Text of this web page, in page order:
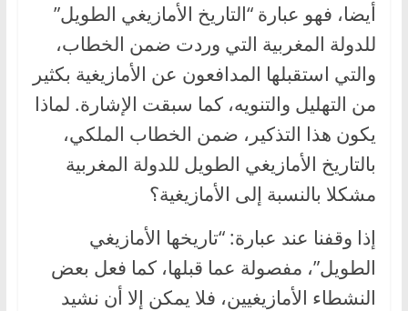
أيضا، فهو عبارة “التاريخ الأمازيغي الطويل”
للدولة المغربية التي وردت ضمن الخطاب،
والتي استقبلها المدافعون عن الأمازيغية بكثير
من التهليل والتنويه، كما سبقت الإشارة. لماذا
يكون هذا التذكير، ضمن الخطاب الملكي،
بالتاريخ الأمازيغي الطويل للدولة المغربية
مشكلا بالنسبة إلى الأمازيغية؟
إذا وقفنا عند عبارة: “تاريخها الأمازيغي
الطويل”، مفصولة عما قبلها، كما فعل بعض
النشطاء الأمازيغيين، فلا يمكن إلا أن نشيد